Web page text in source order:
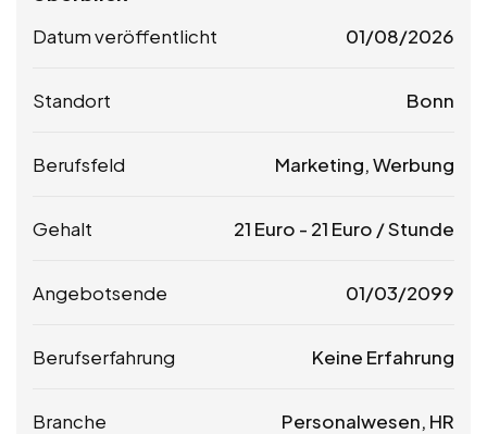
Datum veröffentlicht 01/08/2026
Standort Bonn
Berufsfeld Marketing, Werbung
Gehalt 21 Euro - 21 Euro / Stunde
Angebotsende 01/03/2099
Berufserfahrung Keine Erfahrung
Branche Personalwesen, HR